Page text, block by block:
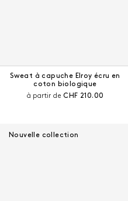
Sweat à capuche Elroy écru en
coton biologique
à partir dePrix courant :
CHF 210.00
Nouvelle collection